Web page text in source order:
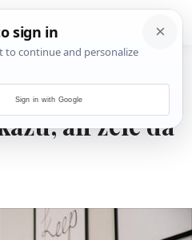
posjet bebi:
ali žele da
Sign in with Google